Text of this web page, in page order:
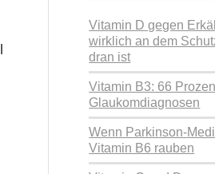
Vitamin D gegen
wirklich an dem
dran ist
Vitamin B3: 66
Glaukomdiagnosen
Wenn Parkinson-
Vitamin B6 rauben